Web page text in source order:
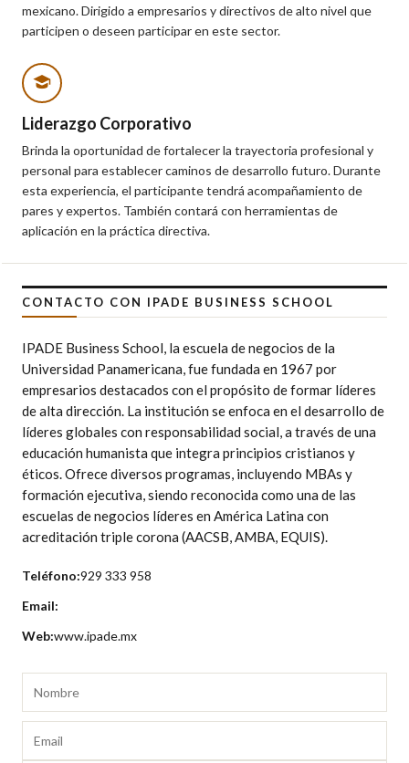
mexicano. Dirigido a empresarios y directivos de alto nivel que
participen o deseen participar en este sector.
Liderazgo Corporativo
Brinda la oportunidad de fortalecer la trayectoria profesional y
personal para establecer caminos de desarrollo futuro. Durante
esta experiencia, el participante tendrá acompañamiento de
pares y expertos. También contará con herramientas de
aplicación en la práctica directiva.
CONTACTO CON IPADE BUSINESS SCHOOL
IPADE Business School, la escuela de negocios de la
Universidad Panamericana, fue fundada en 1967 por
empresarios destacados con el propósito de formar líderes
de alta dirección. La institución se enfoca en el desarrollo de
líderes globales con responsabilidad social, a través de una
educación humanista que integra principios cristianos y
éticos. Ofrece diversos programas, incluyendo MBAs y
formación ejecutiva, siendo reconocida como una de las
escuelas de negocios líderes en América Latina con
acreditación triple corona (AACSB, AMBA, EQUIS).
Teléfono:929 333 958
Email:
Web:www.ipade.mx